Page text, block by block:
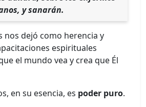
y sanarán.
nos dejó como herencia y
espirituales
el mundo vea y crea que Él
en su esencia, es poder puro.